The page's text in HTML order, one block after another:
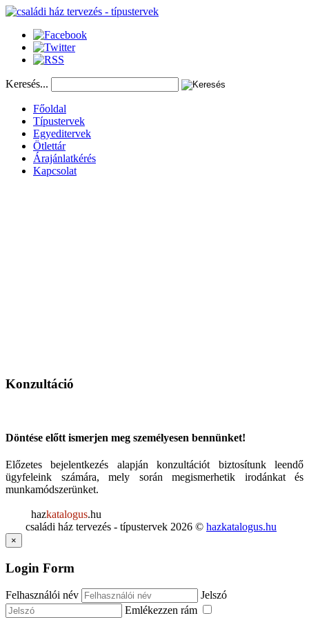
Keresés...
Főoldal
Típustervek
Egyeditervek
Ötlettár
Árajánlatkérés
Kapcsolat
Konzultáció
Döntése előtt ismerjen meg személyesen bennünket!
Előzetes bejelentkezés alapján konzultációt biztosítunk leendő
ügyfeleink számára, mely során megismerhetik irodánkat és
munkamódszerünket.
hazkatalogus.hu
családi ház tervezés - típustervek 2026 © hazkatalogus.hu
×
Login Form
Felhasználói név
Jelszó
Emlékezzen rám